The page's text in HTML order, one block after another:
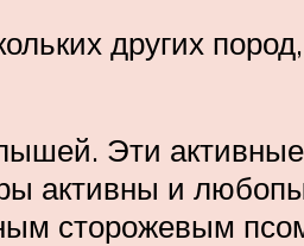
других
Эти
активны и
сторожевым